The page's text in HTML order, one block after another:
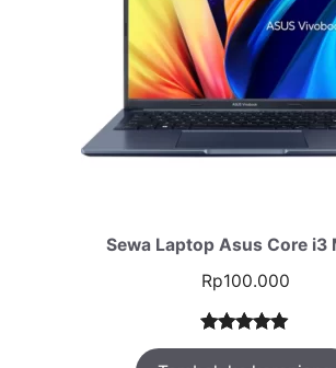
Sewa Laptop Asus Core i3
Rp100.000
Peringkat
1